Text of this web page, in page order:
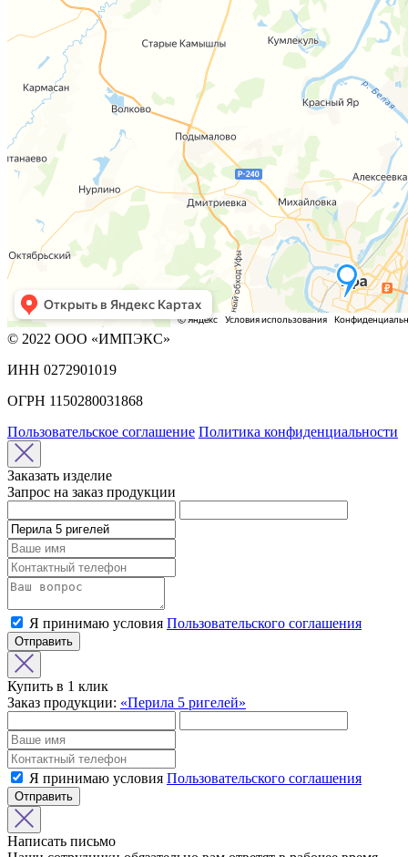
© 2022 ООО «ИМПЭКС»
ИНН 0272901019
ОГРН 1150280031868
Пользовательское соглашение Политика конфиденциальности
Заказать изделие
Запрос на заказ продукции
Я принимаю условия Пользовательского соглашения
Отправить
Купить в 1 клик
Заказ продукции: «Перила 5 ригелей»
Я принимаю условия Пользовательского соглашения
Отправить
Написать письмо